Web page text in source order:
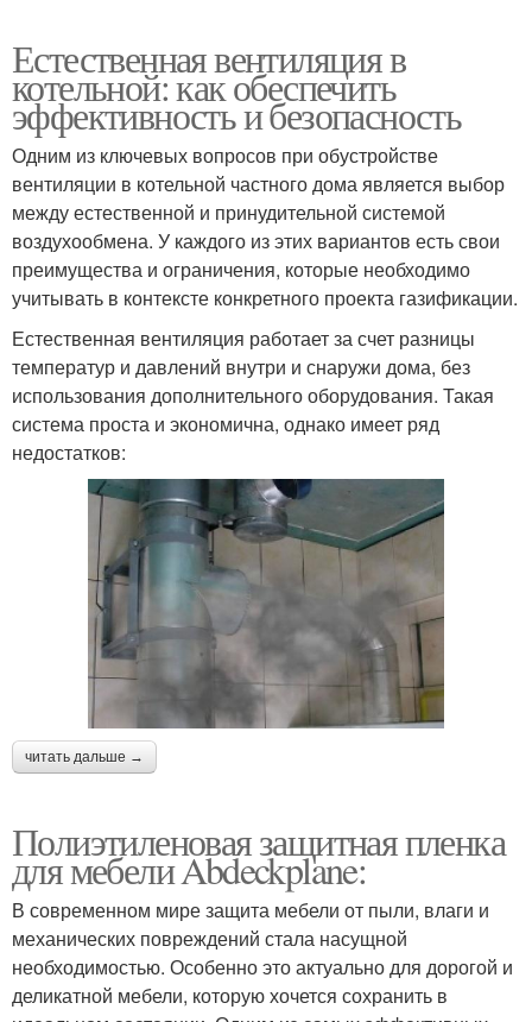
Естественная вентиляция в
котельной: как обеспечить
эффективность и безопасность
Одним из ключевых вопросов при обустройстве
вентиляции в котельной частного дома является выбор
между естественной и принудительной системой
воздухообмена. У каждого из этих вариантов есть свои
преимущества и ограничения, которые необходимо
учитывать в контексте конкретного проекта газификации.
Естественная вентиляция работает за счет разницы
температур и давлений внутри и снаружи дома, без
использования дополнительного оборудования. Такая
система проста и экономична, однако имеет ряд
недостатков:
читать дальше →
Полиэтиленовая защитная пленка
для мебели Abdeckplane:
В современном мире защита мебели от пыли, влаги и
механических повреждений стала насущной
необходимостью. Особенно это актуально для дорогой и
деликатной мебели, которую хочется сохранить в